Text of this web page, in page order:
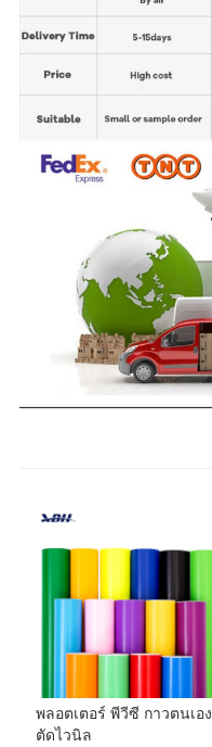
พลอตเตอร์ พีวีซี กาวตนเอง
ตัดไวนิล